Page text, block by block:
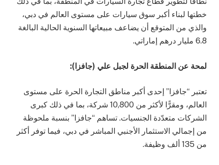
خطتها لبناء أكبر سوق سيارات على مستوى العالم في دبي،
والذي من المتوقع أن يضاعف مبيعاتها السنوية الحالية البالغة
6.8 مليار درهم إماراتي.
لمحة عن المنطقة الحرة لجبل علي (جافزا):
تعتبر “جافزا” إحدى أكبر مناطق التجارة الحرة على مستوى
العالم، ومقرًّا لأكثر من 10,800 شركة، بما في ذلك كبرى
الشركات متعدّدة الجنسيات. تساهم “جافزا” بنسبة ملحوظة
من إجمالي الاستثمار الأجنبي المباشر في دبي، فيما توفر أكثر
من 135 ألف وظيفة.